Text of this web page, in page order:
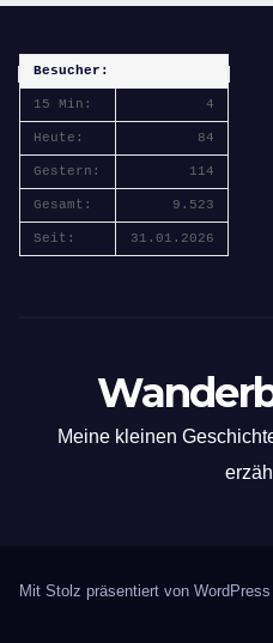
Besucher:
15 Min: 4
Heute: 84
Gestern: 114
Gesamt: 9.523
Seit: 31.01.2026
Meine kleinen
Mit Stolz präsentiert von WordPress